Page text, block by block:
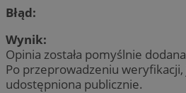
Błąd:
Wynik:
Opinia została pomyślnie
Po przeprowadzeniu
udostępniona publicznie.